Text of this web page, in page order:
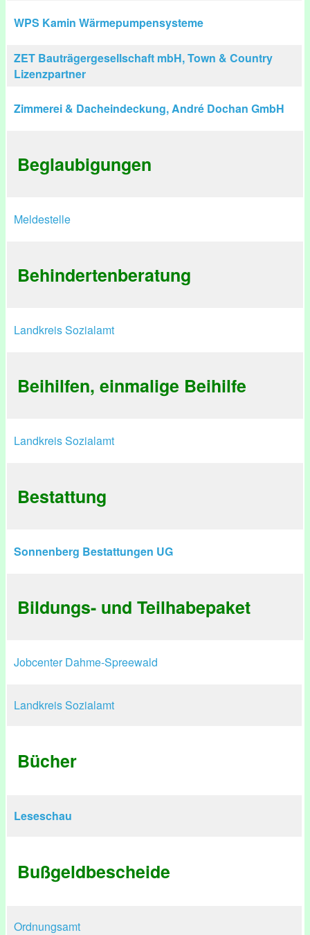
WPS Kamin Wärmepumpensysteme
ZET Bauträgergesellschaft mbH, Town & Country
Lizenzpartner
Zimmerei & Dacheindeckung, André Dochan GmbH
Beglaubigungen
Meldestelle
Behindertenberatung
Landkreis Sozialamt
Beihilfen, einmalige Beihilfe
Landkreis Sozialamt
Bestattung
Sonnenberg Bestattungen UG
Bildungs- und Teilhabepaket
Jobcenter Dahme-Spreewald
Landkreis Sozialamt
Bücher
Leseschau
Bußgeldbescheide
Ordnungsamt